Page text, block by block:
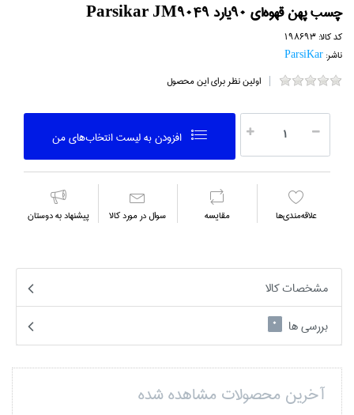
چسب پهن قهوه‌اي 90يارد Parsikar JM9049
کد کالا:198693
ناشر:ParsiKar
اولین نظر برای این محصول
افزودن به ليست انتخاب‌هاي من
علاقه‌مندي‌ها مقايسه سوال در مورد كالا پیشنهاد به دوستان
مشخصات کالا
بررسی ها
0
آخرین محصولات مشاهده شده